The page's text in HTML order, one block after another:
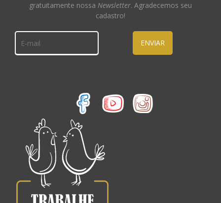
gratuitamente nossa Newsletter. Agradecemos seu
cadastro!
ENVIAR